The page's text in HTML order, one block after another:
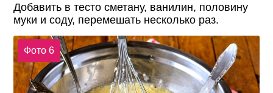
Добавить в тесто сметану, ванилин, половину
муки и соду, перемешать несколько раз.
Фото 6